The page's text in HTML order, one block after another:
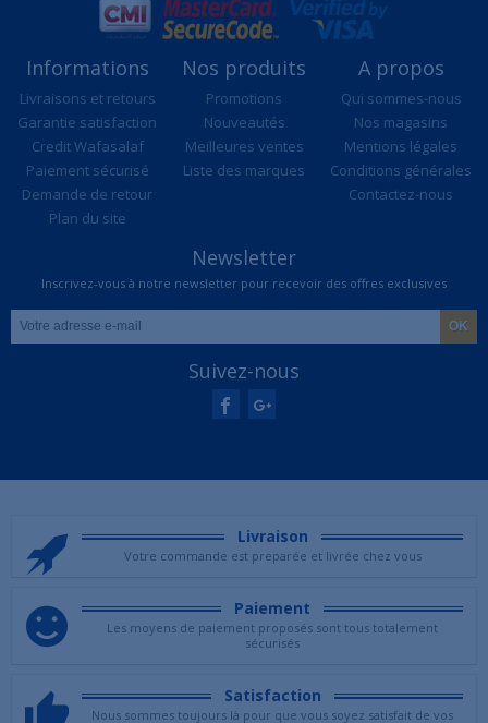
Informations
Livraisons et retours
Garantie satisfaction
Credit Wafasalaf
Paiement sécurisé
Demande de retour
Plan du site
Nos produits
Promotions
Nouveautés
Meilleures ventes
Liste des marques
A propos
Qui sommes-nous
Nos magasins
Mentions légales
Conditions générales
Contactez-nous
Newsletter
Inscrivez-vous à notre newsletter pour recevoir des offres exclusives
Suivez-nous
Livraison
Votre commande est preparée et livrée chez vous
Paiement
Les moyens de paiement proposés sont tous totalement
sécurisés
Satisfaction
Nous sommes toujours là pour que vous soyez satisfait de vos